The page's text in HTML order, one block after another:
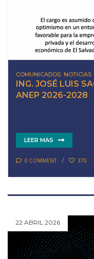
COMUNICADOS NOTICIAS
ING. JOSÉ LUIS
ANEP 2026-2028
LEER MAS
0 COMMENT 370
22 ABRIL 2026